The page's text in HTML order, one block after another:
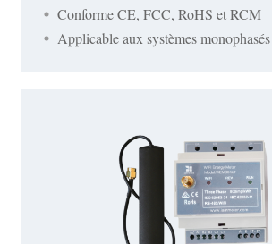
Conforme CE, FCC, RoHS et RCM
Applicable aux systèmes monophasés